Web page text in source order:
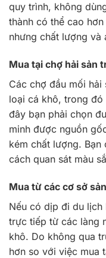
quy trình, không
thành có thể cao
nhưng chất lượng và
Mua tại chợ hải sản
Các chợ đầu mối hải
loại cá khô, trong
đây bạn phải chọn
minh được nguồn
kém chất lượng.
cách quan sát màu
Mua từ các cơ sở
Nếu có dịp đi du lịch
trực tiếp từ các làng
khô. Do không qua
hơn so với việc mua